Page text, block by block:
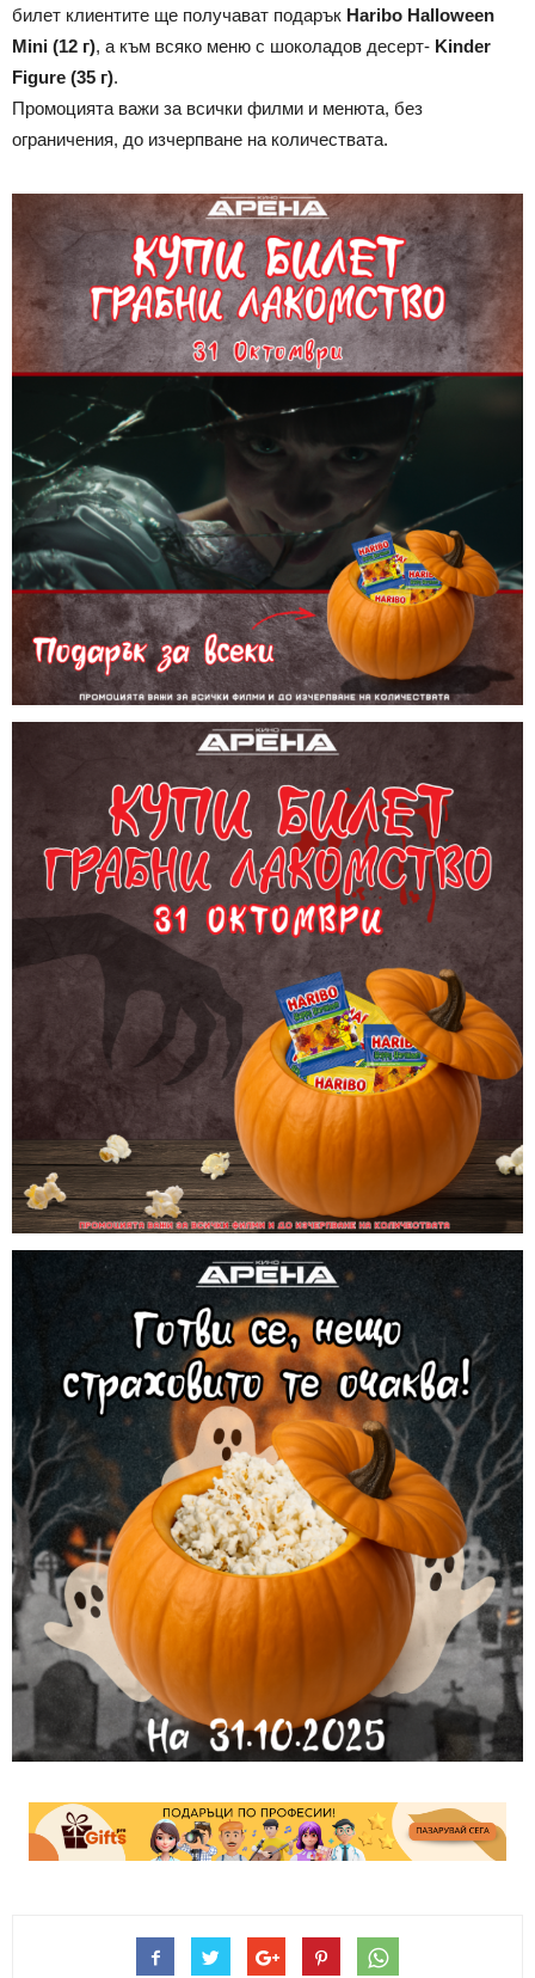
билет клиентите ще получават подарък Haribo Halloween
Mini (12 г), а към всяко меню с шоколадов десерт- Kinder
Figure (35 г).
Промоцията важи за всички филми и менюта, без
ограничения, до изчерпване на количествата.